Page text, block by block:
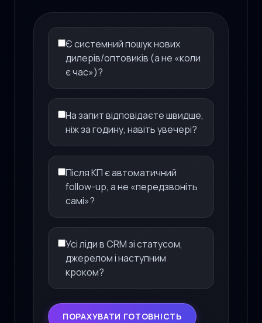
Є системний пошук нових
дилерів/оптовиків (а не «коли
є час»)?
На запит відповідаєте швидше,
ніж за годину, навіть увечері?
Після КП є автоматичний
follow-up, а не «передзвоніть
самі»?
Усі ліди в CRM зі статусом,
джерелом і наступним
кроком?
ПОРАХУВАТИ ГОТОВНІСТЬ